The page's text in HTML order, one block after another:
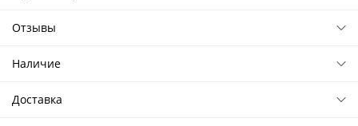
Отзывы
Наличие
Доставка